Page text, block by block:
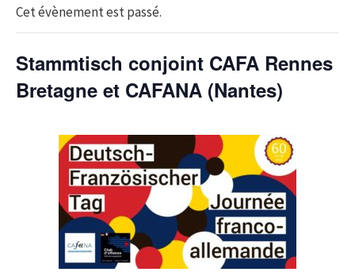
Cet évènement est passé.
Stammtisch conjoint CAFA Rennes
Bretagne et CAFANA (Nantes)